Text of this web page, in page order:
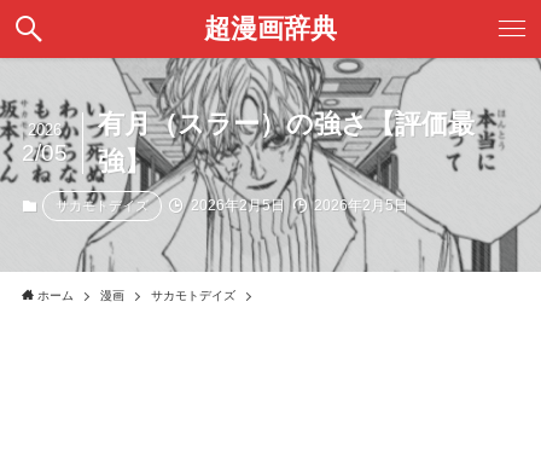
超漫画辞典
有月（スラー）の強さ【評価最
強】
2026
2/05
サカモトデイズ 2026年2月5日 2026年2月5日
ホーム 漫画 サカモトデイズ